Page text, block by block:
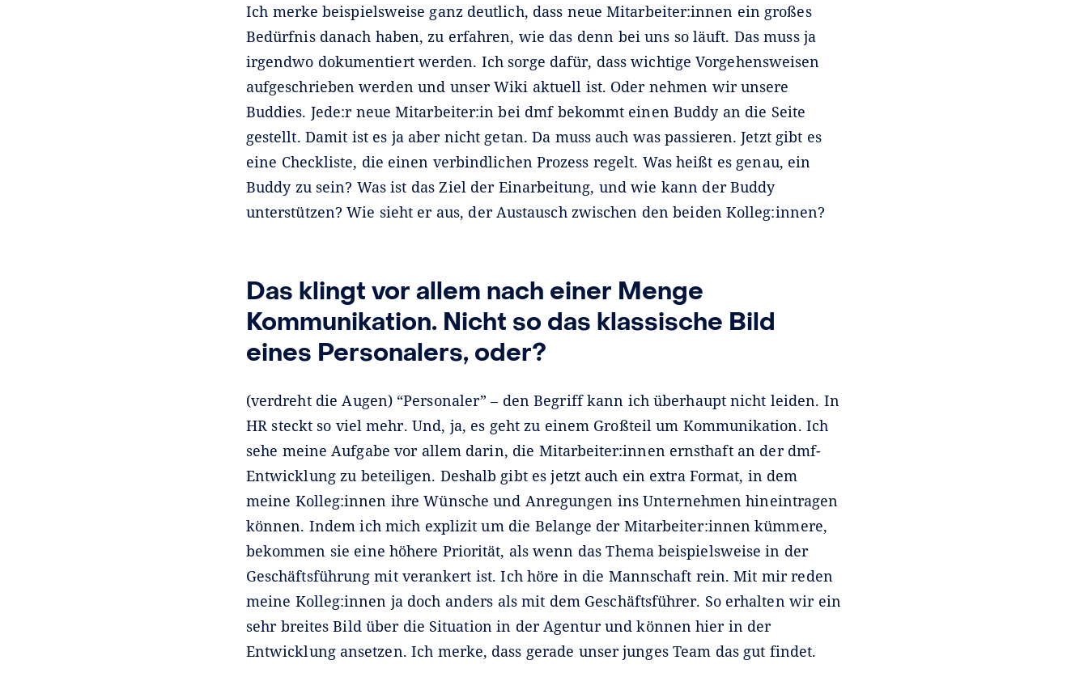
Ich merke beispielsweise ganz deutlich, dass neue Mitarbeiter:innen ein großes
Bedürfnis danach haben, zu erfahren, wie das denn bei uns so läuft. Das muss ja
irgendwo dokumentiert werden. Ich sorge dafür, dass wichtige Vorgehensweisen
aufgeschrieben werden und unser Wiki aktuell ist. Oder nehmen wir unsere
Buddies. Jede:r neue Mitarbeiter:in bei dmf bekommt einen Buddy an die Seite
gestellt. Damit ist es ja aber nicht getan. Da muss auch was passieren. Jetzt gibt es
eine Checkliste, die einen verbindlichen Prozess regelt. Was heißt es genau, ein
Buddy zu sein? Was ist das Ziel der Einarbeitung, und wie kann der Buddy
unterstützen? Wie sieht er aus, der Austausch zwischen den beiden Kolleg:innen?
Das klingt vor allem nach einer Menge
Kommunikation. Nicht so das klassische Bild
eines Personalers, oder?
(verdreht die Augen) “Personaler” – den Begriff kann ich überhaupt nicht leiden. In
HR steckt so viel mehr. Und, ja, es geht zu einem Großteil um Kommunikation. Ich
sehe meine Aufgabe vor allem darin, die Mitarbeiter:innen ernsthaft an der dmf-
Entwicklung zu beteiligen. Deshalb gibt es jetzt auch ein extra Format, in dem
meine Kolleg:innen ihre Wünsche und Anregungen ins Unternehmen hineintragen
können. Indem ich mich explizit um die Belange der Mitarbeiter:innen kümmere,
bekommen sie eine höhere Priorität, als wenn das Thema beispielsweise in der
Geschäftsführung mit verankert ist. Ich höre in die Mannschaft rein. Mit mir reden
meine Kolleg:innen ja doch anders als mit dem Geschäftsführer. So erhalten wir ein
sehr breites Bild über die Situation in der Agentur und können hier in der
Entwicklung ansetzen. Ich merke, dass gerade unser junges Team das gut findet.